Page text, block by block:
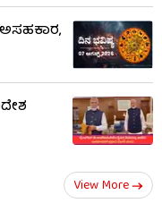
View More